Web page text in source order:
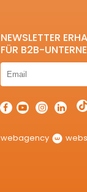
NEWSLETTER
FÜR B2B-
webagency